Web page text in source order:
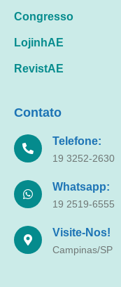
Congresso
LojinhAE
RevistAE
Contato
Telefone:
19 3252-2630
Whatsapp:
19 2519-6555
Visite-Nos!
Campinas/SP